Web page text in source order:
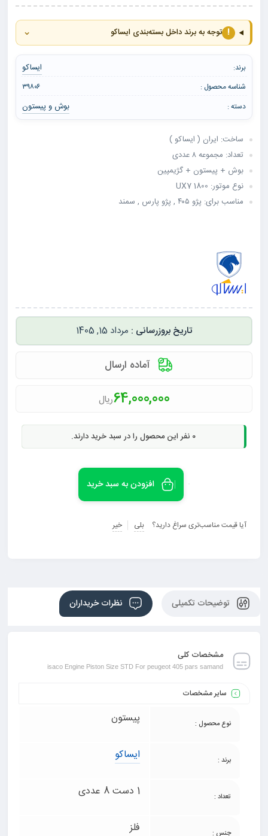
! توجه به برند داخل بسته‌بندی ایساکو ⌄
برند: ایساکو
شناسه محصول :
۳۹۸۰۶
دسته :
بوش و پیستون
ساخت: ایران ( ایساکو )
تعداد: مجموعه ۸ عددی
بوش + پیستون + گژیمپین
نوع موتور: 1800 UX7
مناسب برای: پژو ۴۰۵ , پژو پارس , سمند
مرداد 15, 1405
آماده ارسال
64,000,000ریال
0 نفر این محصول را در سبد خرید دارند.
افزودن به سبد خرید
آیا قیمت مناسب‌تری سراغ دارید؟ بلی خیر
توضیحات تکمیلی نظرات خریداران
مشخصات کلی
isaco Engine Piston Size STD For peugeot 405 pars samand
سایر مشخصات
نوع محصول : پیستون
برند : ایساکو
تعداد : 1 دست 8 عددی
جنس : فلز